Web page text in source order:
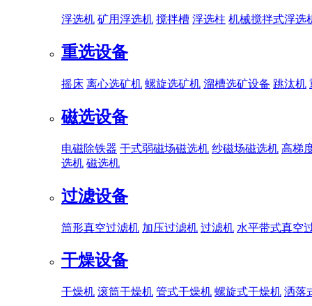
浮选机 矿用浮选机 搅拌槽 浮选柱 机械搅拌式浮选
重选设备
摇床 离心选矿机 螺旋选矿机 溜槽选矿设备 跳汰机
磁选设备
电磁除铁器 干式弱磁场磁选机 纱磁场磁选机 高梯
选机 磁选机
过滤设备
筒形真空过滤机 加压过滤机 过滤机 水平带式真空
干燥设备
干燥机 滚筒干燥机 管式干燥机 螺旋式干燥机 洒落